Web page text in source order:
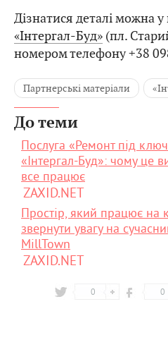
Дізнатися деталі можна у
«Інтергал-Буд» (пл.
номером телефону +38
Партнерські матеріали
До теми
Послуга «Ремонт під
«Інтергал-Буд»: чому це
все працює
ZAXID.NET
Простір, який працює на
звернути увагу на
MillTown
ZAXID.NET
0 0